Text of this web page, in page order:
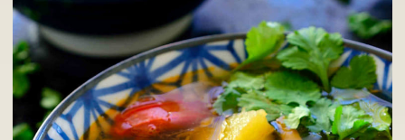
Cho một thì dầu vừng vào và bắc nồi ra khỏi bếp.
Bỏ ra bát và thêm hành xanh lên trên là được.
3. Canh chuachaykiểu truyền thống
Món canh mang vị chua dịu của me và hương thơm của